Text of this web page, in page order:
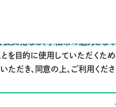
を目的に使用していただくため
だき、同意の上、ご利用くださ